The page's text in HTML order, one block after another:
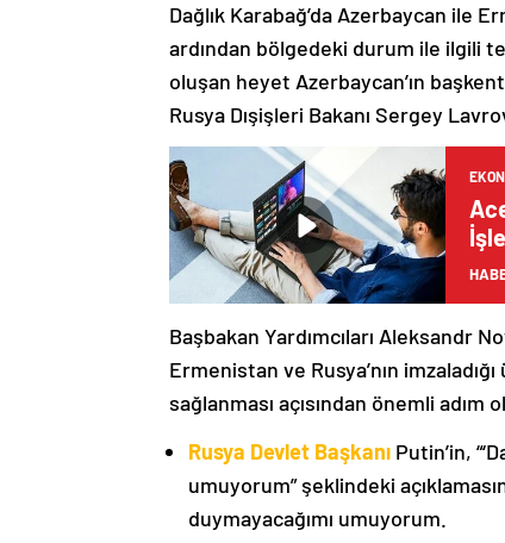
Dağlık Karabağ’da Azerbaycan ile
ardından bölgedeki durum ile ilgili
oluşan heyet Azerbaycan’ın
Rusya Dışişleri Bakanı Sergey
Başbakan Yardımcıları Aleksandr
Ermenistan ve Rusya’nın
sağlanması açısından önemli adım
Rusya Devlet Başkanı Putin’in,
umuyorum” şeklindeki
duymayacağımı umuyorum.